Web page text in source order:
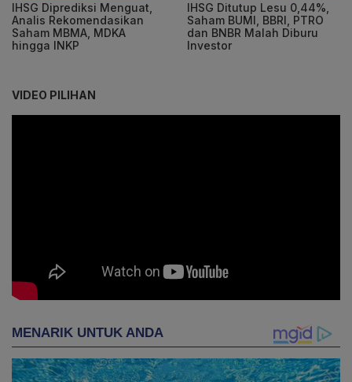
IHSG Diprediksi Menguat,
Analis Rekomendasikan
Saham MBMA, MDKA
hingga INKP
IHSG Ditutup Lesu 0,44%,
Saham BUMI, BBRI, PTRO
dan BNBR Malah Diburu
Investor
VIDEO PILIHAN